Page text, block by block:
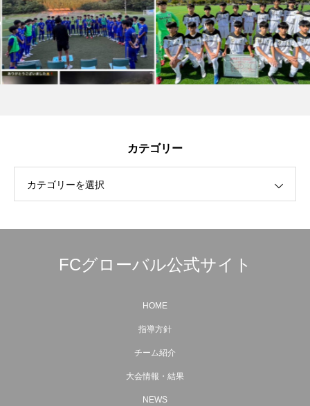
カテゴリー
カテゴリーを選択
FCグローバル公式サイト
HOME
指導方針
チーム紹介
大会情報・結果
NEWS